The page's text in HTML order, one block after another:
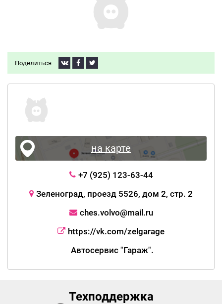
Поделиться
на карте
+7 (925) 123-63-44
Зеленоград, проезд 5526, дом 2, стр. 2
ches.volvo@mail.ru
https://vk.com/zelgarage
Автосервис "Гараж".
Техподдержка